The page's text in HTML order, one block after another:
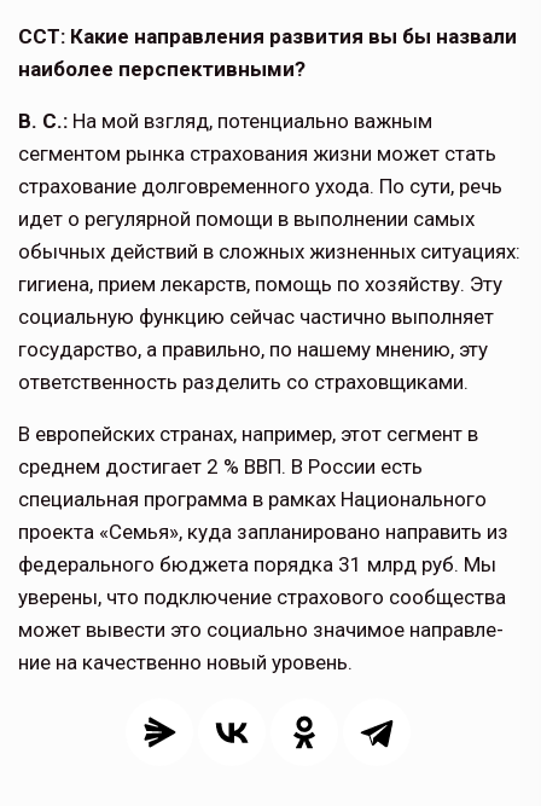
ССТ: Какие направления развития вы бы назвали
наиболее перспектив­ными?
В. С.: На мой взгляд, потенциально важным
сегментом рынка страхования жизни может стать
страхование долго­временного ухода. По сути, речь
идет о регулярной помощи в выполнении самых
обычных действий в сложных жизненных ситуациях:
гигиена, прием лекарств, помощь по хозяйству. Эту
социальную функцию сейчас частично выполняет
государство, а правильно, по нашему мнению, эту
ответствен­ность разделить со страховщиками.
В европейских странах, например, этот сегмент в
среднем достигает 2 % ВВП. В России есть
специальная програм­ма в рамках Национального
проекта «Семья», куда запланировано напра­вить из
федерального бюджета порядка 31 млрд руб. Мы
уверены, что подклю­чение страхового сообщества
может вы­вести это социально значимое направле­
ние на качественно новый уровень.